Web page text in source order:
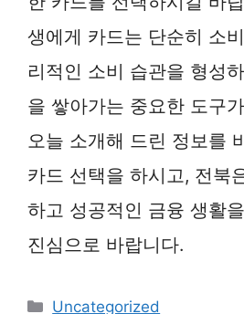
생에게 카드는 단순히 소
리적인 소비 습관을 형성
을 쌓아가는 중요한 도구
오늘 소개해 드린 정보를
카드 선택을 하시고, 전북
하고 성공적인 금융 생활
진심으로 바랍니다.
카
Uncategorized